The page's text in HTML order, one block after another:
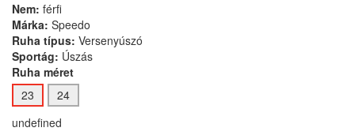
Nem: férfi
Márka: Speedo
Ruha típus: Versenyúszó
Sportág: Úszás
Ruha méret
23
24
undefined